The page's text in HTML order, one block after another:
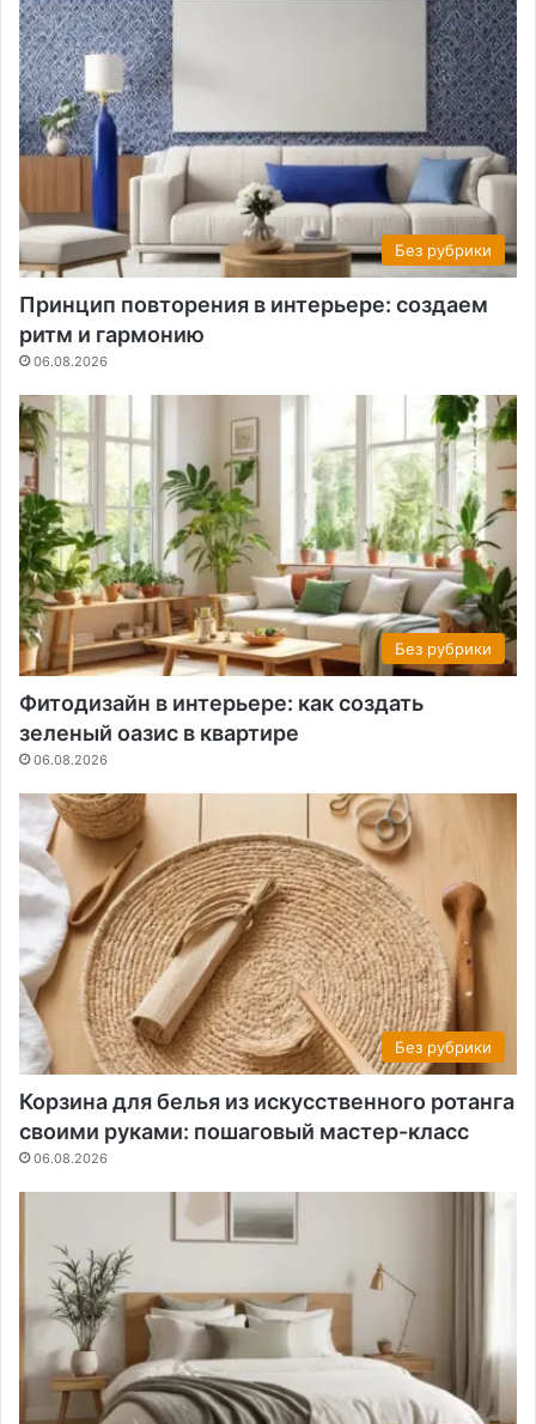
Без рубрики
Принцип повторения в интерьере: создаем
ритм и гармонию
06.08.2026
Без рубрики
Фитодизайн в интерьере: как создать
зеленый оазис в квартире
06.08.2026
Без рубрики
Корзина для белья из искусственного ротанга
своими руками: пошаговый мастер-класс
06.08.2026